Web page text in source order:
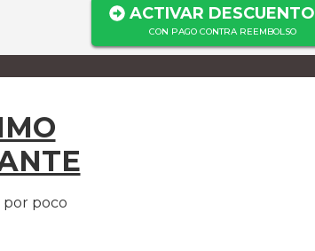
ACTIVAR DESCUENTO
CON PAGO CONTRA REEMBOLSO
poco